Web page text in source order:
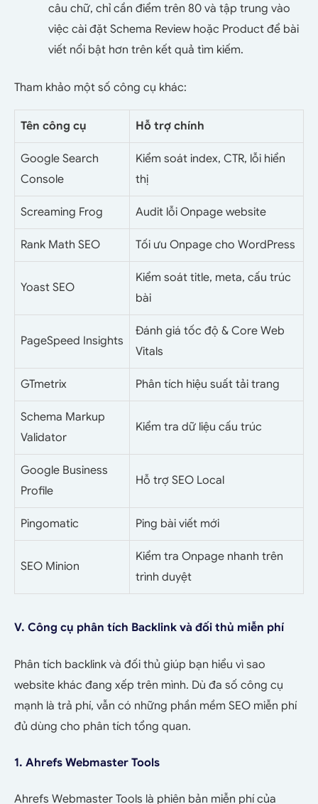
câu chữ, chỉ cần điểm trên 80 và tập trung vào
việc cài đặt Schema Review hoặc Product để bài
viết nổi bật hơn trên kết quả tìm kiếm.
Tham khảo một số công cụ khác:
Tên công cụ Hỗ trợ chính
Google Search
Console
Kiểm soát index, CTR, lỗi hiển
thị
Screaming Frog Audit lỗi Onpage website
Rank Math SEO Tối ưu Onpage cho WordPress
Yoast SEO
Kiểm soát title, meta, cấu trúc
bài
PageSpeed Insights
Đánh giá tốc độ & Core Web
Vitals
GTmetrix Phân tích hiệu suất tải trang
Schema Markup
Validator
Kiểm tra dữ liệu cấu trúc
Google Business
Profile
Hỗ trợ SEO Local
Pingomatic Ping bài viết mới
SEO Minion
Kiểm tra Onpage nhanh trên
trình duyệt
V. Công cụ phân tích Backlink và đối thủ miễn phí
Phân tích backlink và đối thủ giúp bạn hiểu vì sao
website khác đang xếp trên mình. Dù đa số công cụ
mạnh là trả phí, vẫn có những phần mềm SEO miễn phí
đủ dùng cho phân tích tổng quan.
1. Ahrefs Webmaster Tools
Ahrefs Webmaster Tools là phiên bản miễn phí của